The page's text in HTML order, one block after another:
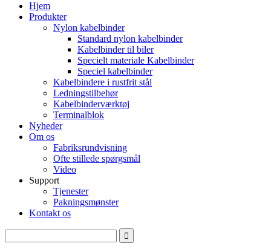
Hjem
Produkter
Nylon kabelbinder
Standard nylon kabelbinder
Kabelbinder til biler
Specielt materiale Kabelbinder
Speciel kabelbinder
Kabelbindere i rustfrit stål
Ledningstilbehør
Kabelbinderværktøj
Terminalblok
Nyheder
Om os
Fabriksrundvisning
Ofte stillede spørgsmål
Video
Support
Tjenester
Pakningsmønster
Kontakt os